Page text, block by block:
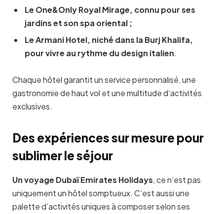
Le One&Only Royal Mirage, connu pour ses
jardins et son spa oriental ;
Le Armani Hotel, niché dans la Burj Khalifa,
pour vivre au rythme du design italien.
Chaque hôtel garantit un service personnalisé, une
gastronomie de haut vol et une multitude d’activités
exclusives.
Des expériences sur mesure pour
sublimer le séjour
Un voyage Dubaï Emirates Holidays, ce n’est pas
uniquement un hôtel somptueux. C’est aussi une
palette d’activités uniques à composer selon ses